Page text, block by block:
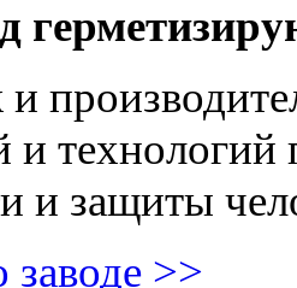
и
и
и защиты
>>